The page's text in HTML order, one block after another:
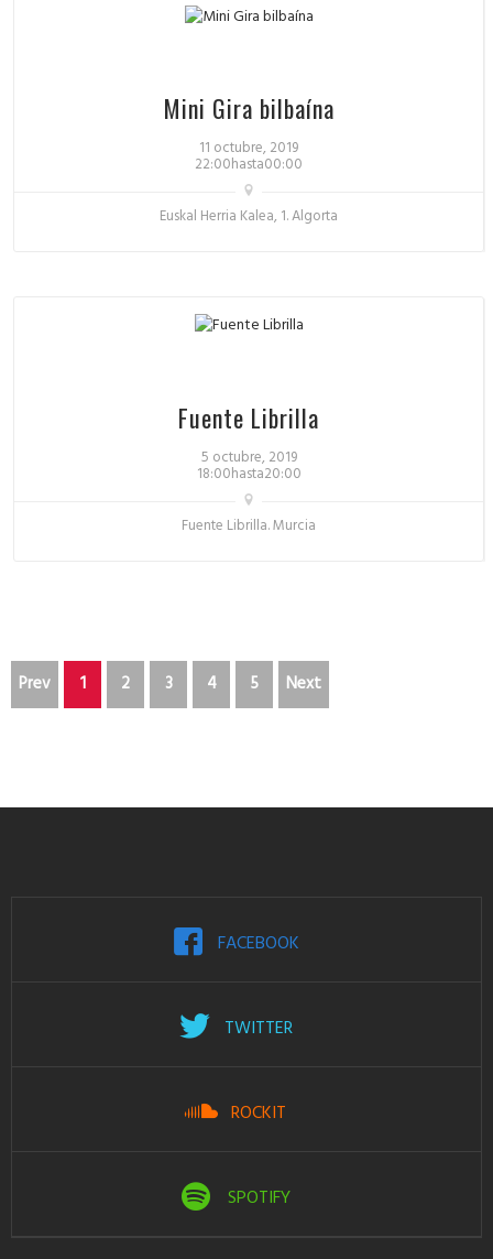
Mini Gira bilbaína
11 octubre, 2019
22:00hasta00:00
Euskal Herria Kalea, 1. Algorta
Fuente Librilla
5 octubre, 2019
18:00hasta20:00
Fuente Librilla. Murcia
Prev 1 2 3 4 5 Next
FACEBOOK
TWITTER
ROCKIT
SPOTIFY